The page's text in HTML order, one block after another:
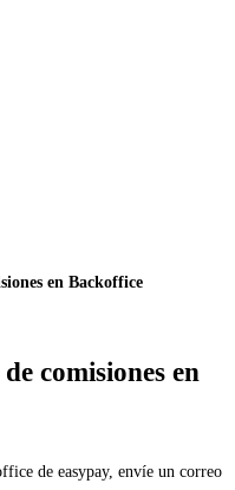
en Backoffice
comisiones en
de easypay, envíe un correo